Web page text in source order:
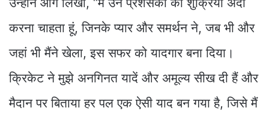
करना चाहता हूं, जिनके प्यार और समर्थन ने, जब भी और
जहां भी मैंने खेला, इस सफर को यादगार बना दिया।
क्रिकेट ने मुझे अनगिनत यादें और अमूल्य सीख दी हैं और
मैदान पर बिताया हर पल एक ऐसी याद बन गया है, जिसे मैं